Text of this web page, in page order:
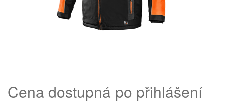
Cena dostupná po přihlášení